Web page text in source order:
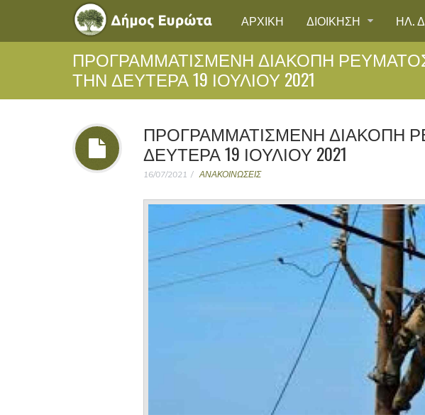
ΑΡΧΙΚΗ ΔΙΟΙΚΗΣΗ ΗΛ.
ΠΡΟΓΡΑΜΜΑΤΙΣΜΕΝΗ ΔΙΑΚΟΠΗ
ΤΗΝ ΔΕΥΤΕΡΑ 19 ΙΟΥΛΙΟΥ 2021
ΠΡΟΓΡΑΜΜΑΤΙΣΜΕΝΗ ΔΙΑΚΟΠΗ
ΔΕΥΤΕΡΑ 19 ΙΟΥΛΙΟΥ 2021
16/07/2021 ΑΝΑΚΟΙΝΩΣΕΙΣ